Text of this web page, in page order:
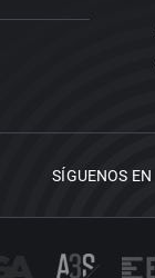
SÍGUENOS EN